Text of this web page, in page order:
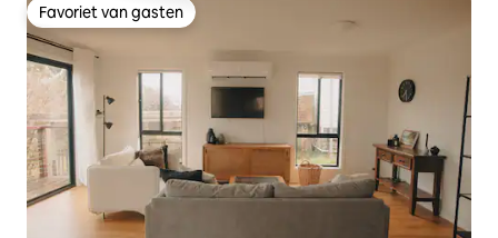
Favoriet van gasten
Favoriet van gasten